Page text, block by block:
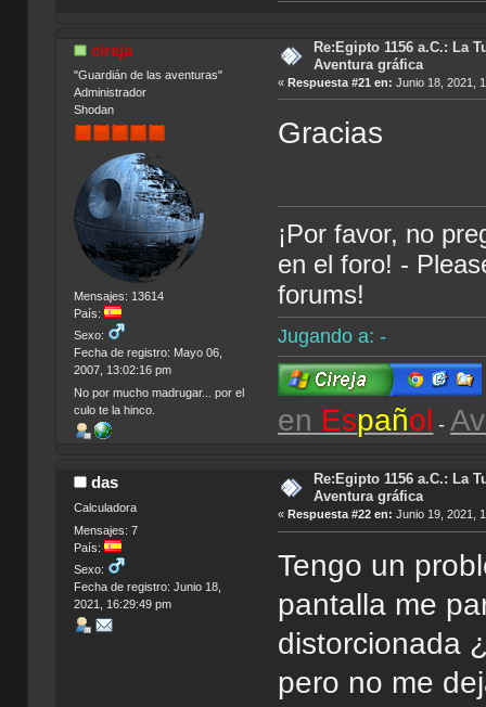
cireja
"Guardián de las aventuras"
Administrador
Shodan
Mensajes: 13614
País:
Sexo:
Fecha de registro: Mayo 06,
2007, 13:02:16 pm
No por mucho madrugar... por el
culo te la hinco.
Re:Egipto 1156 a.C.: La
Aventura gráfica
«Respuesta #21 en: Junio 18, 2021,
Gracias
¡Por favor, no
en el foro! -
forums!
Jugando a: -
en Español -
das
Calculadora
Mensajes: 7
País:
Sexo:
Fecha de registro: Junio 18,
2021, 16:29:49 pm
Re:Egipto 1156 a.C.: La
Aventura gráfica
« Respuesta #22 en: Junio 19, 2021,
Tengo un
pantalla me
distorcionada
pero no me